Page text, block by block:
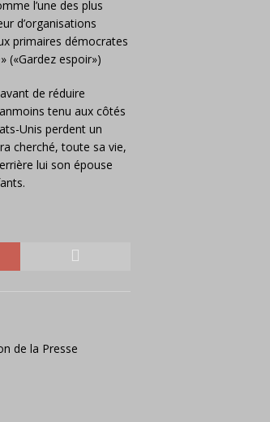
l’une des plus
d’organisations
primaires démocrates
(«Gardez espoir»)
de réduire
tenu aux côtés
Unis perdent un
cherché, toute sa vie,
lui son épouse
de la Presse